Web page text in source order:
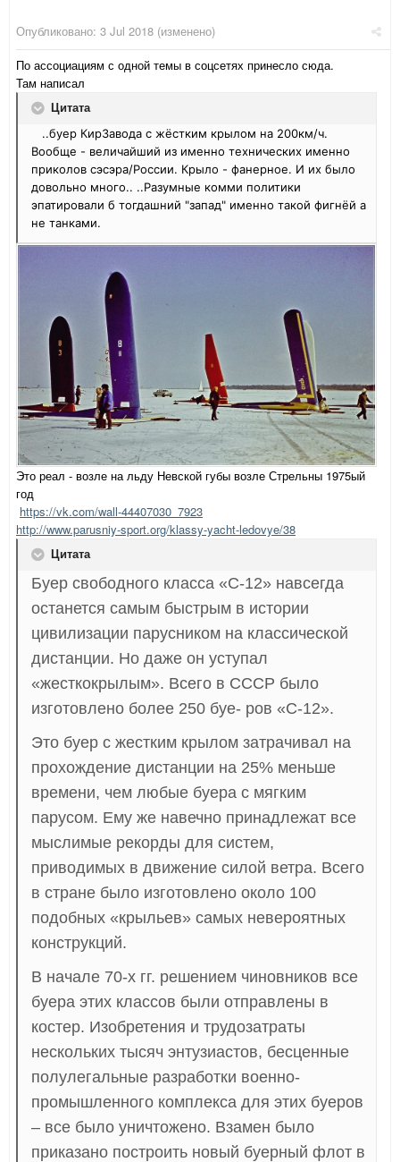
Опубликовано: 3 Jul 2018 (изменено)
По ассоциациям с одной темы в соцсетях принесло сюда.
Там написал
Цитата
..буер КирЗавода с жёстким крылом на 200км/ч.
Вообще - величайший из именно технических именно
приколов сэсэра/России. Крыло - фанерное. И их было
довольно много.. ..Разумные комми политики
эпатировали б тогдашний "запад" именно такой фигнёй а
не танками.
Это реал - возле на льду Невской губы возле Стрельны 1975ый
год
https://vk.com/wall-44407030_7923
http://www.parusniy-sport.org/klassy-yacht-ledovye/38
Цитата
Буер свободного класса «С-12» навсегда
останется самым быстрым в истории
цивилизации парусником на классической
дистанции. Но даже он уступал
«жесткокрылым». Всего в СССР было
изготовлено более 250 буе- ров «С-12».
Это буер с жестким крылом затрачивал на
прохождение дистанции на 25% меньше
времени, чем любые буера с мягким
парусом. Ему же навечно принадлежат все
мыслимые рекорды для систем,
приводимых в движение силой ветра. Всего
в стране было изготовлено около 100
подобных «крыльев» самых невероятных
конструкций.
В начале 70-х гг. решением чиновников все
буера этих классов были отправлены в
костер. Изобретения и трудозатраты
нескольких тысяч энтузиастов, бесценные
полулегальные разработки военно-
промышленного комплекса для этих буеров
– все было уничтожено. Взамен было
приказано построить новый буерный флот в